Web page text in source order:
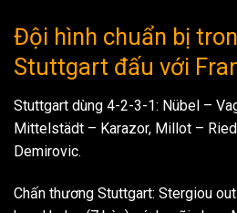
Đội hình chuẩn bị
Stuttgart đấu với
Stuttgart dùng 4-2-3-1: Nübel –
Mittelstädt – Karazor, Millot –
Demirovic.
Chấn thương Stuttgart: Stergiou